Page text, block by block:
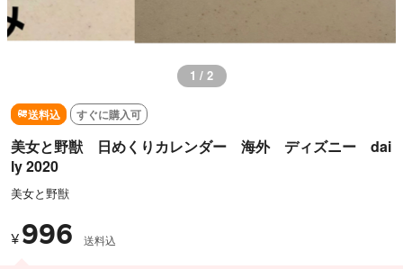
1 / 2
送料込 すぐに購入可
美女と野獣 日めくりカレンダー 海外 ディズニー dai
ly 2020
美女と野獣
¥ 996 送料込